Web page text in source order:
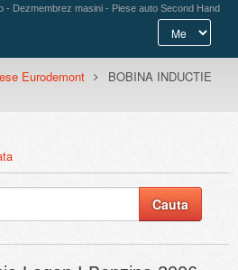
- Dezmembrez masini - Piese auto Second Hand
Eurodemont
BOBINA INDUCTIE